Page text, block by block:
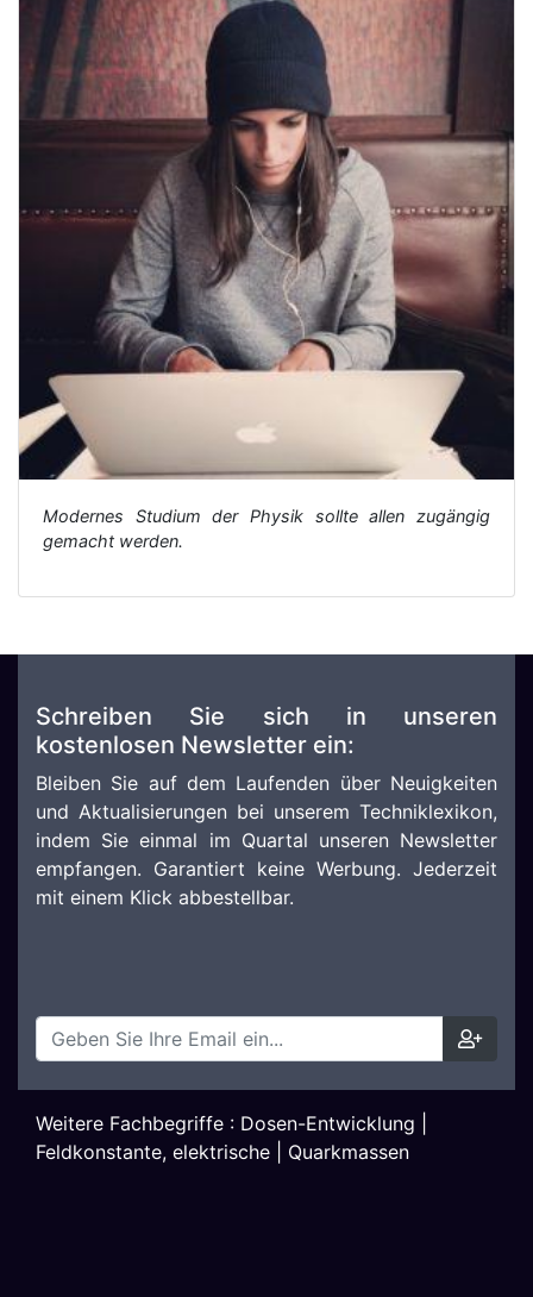
Modernes Studium der Physik sollte allen zugängig
gemacht werden.
Schreiben Sie sich in unseren
kostenlosen Newsletter ein:
Bleiben Sie auf dem Laufenden über Neuigkeiten
und Aktualisierungen bei unserem Techniklexikon,
indem Sie einmal im Quartal unseren Newsletter
empfangen. Garantiert keine Werbung. Jederzeit
mit einem Klick abbestellbar.
Weitere Fachbegriffe : Dosen-Entwicklung
Feldkonstante, elektrische
Quarkmassen